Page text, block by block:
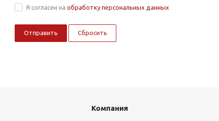
Я согласен на обработку персональных данных
Сбросить
Компания